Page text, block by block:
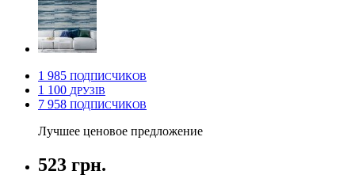
1 985 ПОДПИСЧИКОВ
1 100 ДРУЗІВ
7 958 ПОДПИСЧИКОВ
Лучшее ценовое предложение
523 грн.